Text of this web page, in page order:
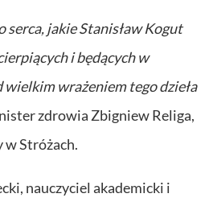
serca, jakie Stanisław Kogut
i będących w
wrażeniem tego dzieła
zdrowia Zbigniew Religa,
w Stróżach.
nauczyciel akademicki i